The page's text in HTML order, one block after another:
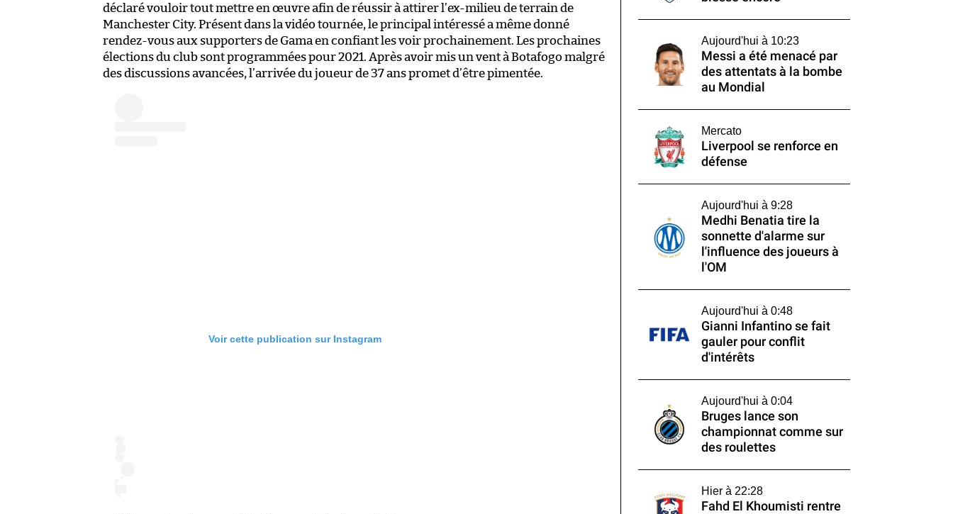
déclaré vouloir tout mettre en œuvre afin de réussir à attirer l’ex-milieu de terrain de
Manchester City. Présent dans la vidéo tournée, le principal intéressé a même donné
rendez-vous aux supporters de Gama en confiant les voir prochainement. Les prochaines
élections du club sont programmées pour 2021. Après avoir mis un vent à Botafogo malgré
des discussions avancées, l’arrivée du joueur de 37 ans promet d’être pimentée.
Voir cette publication sur Instagram
Aujourd'hui à 10:23
Messi a été menacé par
des attentats à la bombe
au Mondial
Mercato
Liverpool se renforce en
défense
Aujourd'hui à 9:28
Medhi Benatia tire la
sonnette d'alarme sur
l'influence des joueurs à
l'OM
Aujourd'hui à 0:48
Gianni Infantino se fait
gauler pour conflit
d'intérêts
Aujourd'hui à 0:04
Bruges lance son
championnat comme sur
des roulettes
Hier à 22:28
Fahd El Khoumisti rentre